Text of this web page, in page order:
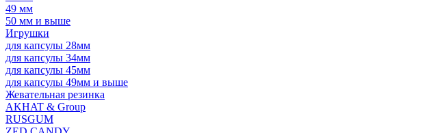
49 мм
50 мм и выше
Игрушки
для капсулы 28мм
для капсулы 34мм
для капсулы 45мм
для капсулы 49мм и выше
Жевательная резинка
AKHAT & Group
RUSGUM